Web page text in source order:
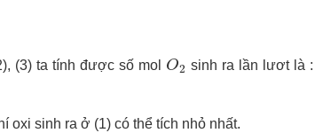
(3) ta tính được số mol O2
O sinh ra lần lươt là :
oxi sinh ra ở (1) có thể tích nhỏ nhất.